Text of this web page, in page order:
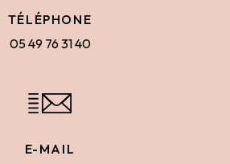
TÉLÉPHONE
05 49 76 31 40
E-MAIL